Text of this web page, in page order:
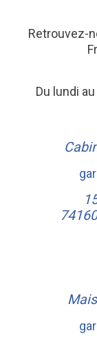
Retrouvez-
Du lundi
74160